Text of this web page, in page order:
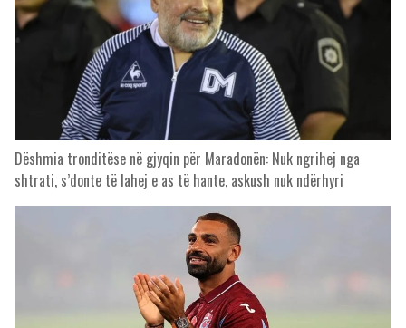
Dëshmia tronditëse në gjyqin për Maradonën: Nuk ngrihej nga
shtrati, s’donte të lahej e as të hante, askush nuk ndërhyri